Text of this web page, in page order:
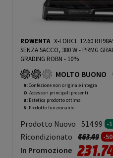
ROWENTA X-FORCE 12.60
SENZA SACCO, 380 W - PRMG
GRADING ROBN - 10%
MOLTO BUONO
R: Confezione non originale integra
O: Accessori principali presenti
B: Estetica prodotto ottima
N: Prodotto funzionante
Prodotto Nuovo 514.99 -
Ricondizionato Prezzo
463.49a-
In Promozione